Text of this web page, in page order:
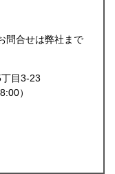
問合せは弊社まで
目3-23
）